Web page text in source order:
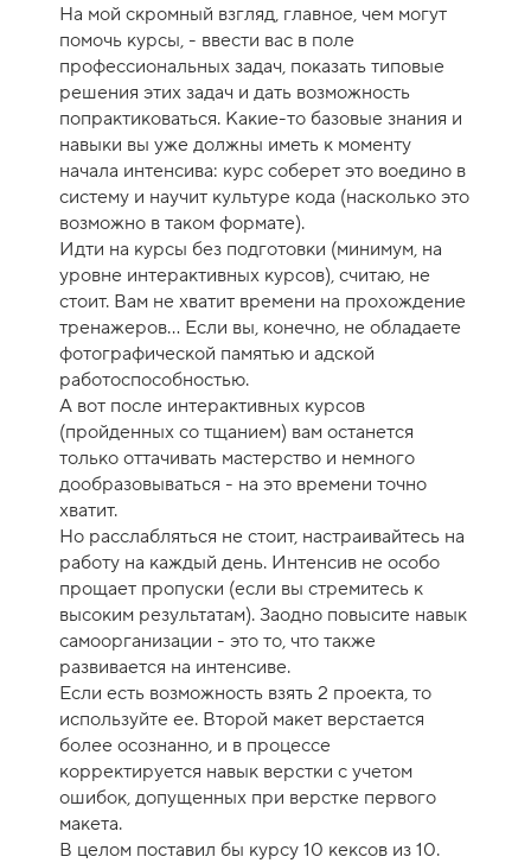
а
к
у
р
с
а
-
1
0
На мой скромный взгляд, главное, чем могут
помочь курсы, - ввести вас в поле
профессиональных задач, показать типовые
решения этих задач и дать возможность
попрактиковаться. Какие-то базовые знания и
навыки вы уже должны иметь к моменту
начала интенсива: курс соберет это воедино в
систему и научит культуре кода (насколько это
возможно в таком формате).
Идти на курсы без подготовки (минимум, на
уровне интерактивных курсов), считаю, не
стоит. Вам не хватит времени на прохождение
тренажеров... Если вы, конечно, не обладаете
фотографической памятью и адской
работоспособностью.
А вот после интерактивных курсов
(пройденных со тщанием) вам останется
только оттачивать мастерство и немного
дообразовываться - на это времени точно
хватит.
Но расслабляться не стоит, настраивайтесь на
работу на каждый день. Интенсив не особо
прощает пропуски (если вы стремитесь к
высоким результатам). Заодно повысите навык
самоорганизации - это то, что также
развивается на интенсиве.
Если есть возможность взять 2 проекта, то
используйте ее. Второй макет верстается
более осознанно, и в процессе
корректируется навык верстки с учетом
ошибок, допущенных при верстке первого
макета.
В целом поставил бы курсу 10 кексов из 10.